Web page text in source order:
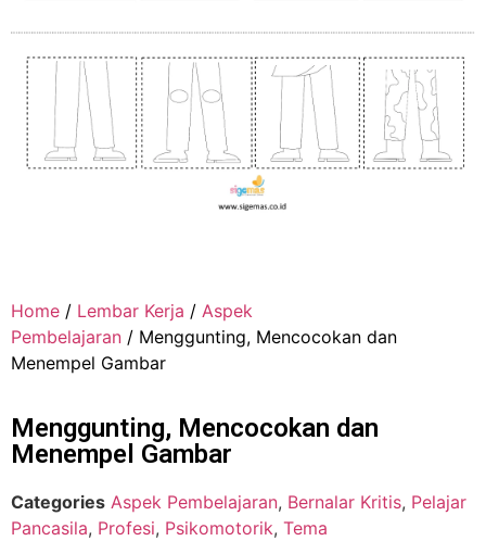
Home / Lembar Kerja / Aspek
Pembelajaran / Menggunting, Mencocokan dan
Menempel Gambar
Menggunting, Mencocokan dan
Menempel Gambar
Categories Aspek Pembelajaran, Bernalar Kritis, Pelajar
Pancasila, Profesi, Psikomotorik, Tema